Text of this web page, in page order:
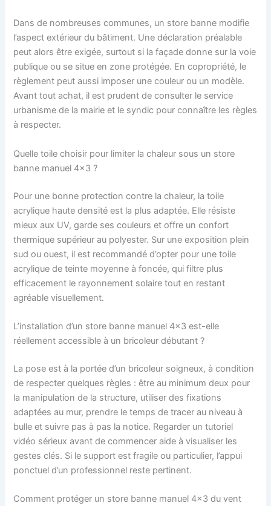
Dans de nombreuses communes, un store banne modifie
l’aspect extérieur du bâtiment. Une déclaration préalable
peut alors être exigée, surtout si la façade donne sur la voie
publique ou se situe en zone protégée. En copropriété, le
règlement peut aussi imposer une couleur ou un modèle.
Avant tout achat, il est prudent de consulter le service
urbanisme de la mairie et le syndic pour connaître les règles
à respecter.
Quelle toile choisir pour limiter la chaleur sous un store
banne manuel 4×3 ?
Pour une bonne protection contre la chaleur, la toile
acrylique haute densité est la plus adaptée. Elle résiste
mieux aux UV, garde ses couleurs et offre un confort
thermique supérieur au polyester. Sur une exposition plein
sud ou ouest, il est recommandé d’opter pour une toile
acrylique de teinte moyenne à foncée, qui filtre plus
efficacement le rayonnement solaire tout en restant
agréable visuellement.
L’installation d’un store banne manuel 4×3 est-elle
réellement accessible à un bricoleur débutant ?
La pose est à la portée d’un bricoleur soigneux, à condition
de respecter quelques règles : être au minimum deux pour
la manipulation de la structure, utiliser des fixations
adaptées au mur, prendre le temps de tracer au niveau à
bulle et suivre pas à pas la notice. Regarder un tutoriel
vidéo sérieux avant de commencer aide à visualiser les
gestes clés. Si le support est fragile ou particulier, l’appui
ponctuel d’un professionnel reste pertinent.
Comment protéger un store banne manuel 4×3 du vent